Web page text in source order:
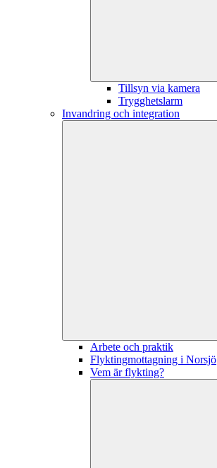
Tillsyn via kamera
Trygghetslarm
Invandring och integration
Arbete och praktik
Flyktingmottagning i Norsjö
Vem är flykting?